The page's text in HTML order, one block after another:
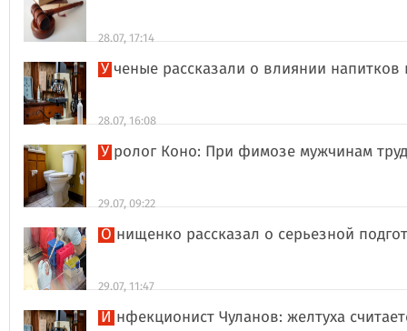
28.07, 17:14
Ученые рассказали о влиянии
28.07, 16:08
Уролог Коно: При фимозе мужчинам
29.07, 09:22
Онищенко рассказал о серьезной
29.07, 11:47
Инфекционист Чуланов: желтуха